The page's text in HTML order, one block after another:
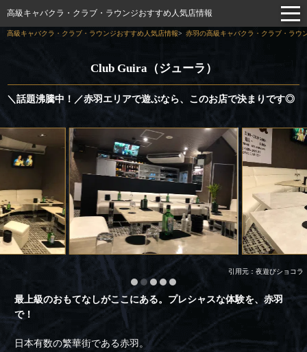
高級キャバクラ・クラブ・ラウンジおすすめ人気店情報
高級キャバクラ・クラブ・ラウンジおすすめ人気店情報 赤羽の高級キャバクラ・クラブ・ラウ
Club Guira（ジューラ）
＼話題沸騰中！／赤羽エリアで遊ぶなら、このお店で決まりです◎
引用元：夜遊びショコラ
最上級のおもてなしがここにある。プレシャスな体験を、赤羽
で！
日本有数の繁華街である赤羽。